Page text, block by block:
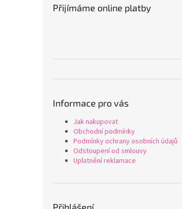
Přijímáme online platby
Informace pro vás
Jak nakupovat
Obchodní podmínky
Podmínky ochrany osobních údajů
Odstoupení od smlouvy
Uplatnění reklamace